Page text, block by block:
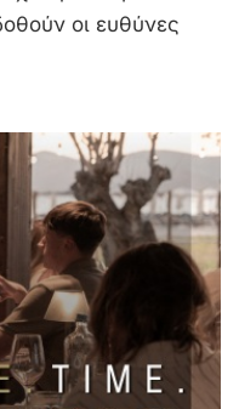
οι ευθύνες